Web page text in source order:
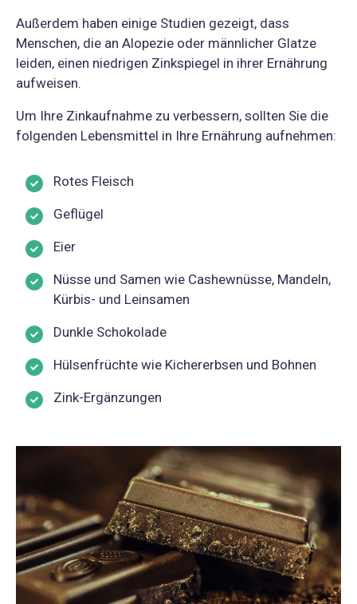
Außerdem haben einige Studien gezeigt, dass
Menschen, die an Alopezie oder männlicher Glatze
leiden, einen niedrigen Zinkspiegel in ihrer Ernährung
aufweisen.
Um Ihre Zinkaufnahme zu verbessern, sollten Sie die
folgenden Lebensmittel in Ihre Ernährung aufnehmen:
Rotes Fleisch
Geflügel
Eier
Nüsse und Samen wie Cashewnüsse, Mandeln,
Kürbis- und Leinsamen
Dunkle Schokolade
Hülsenfrüchte wie Kichererbsen und Bohnen
Zink-Ergänzungen